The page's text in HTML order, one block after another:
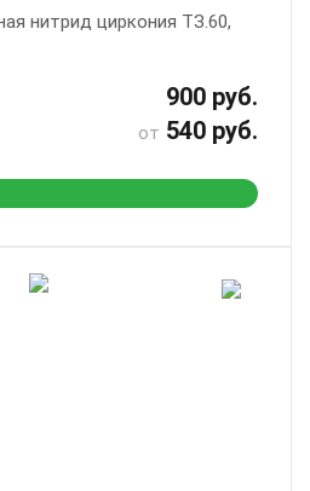
нитрид циркония ТЗ.60,
900 руб.
от 540 руб.